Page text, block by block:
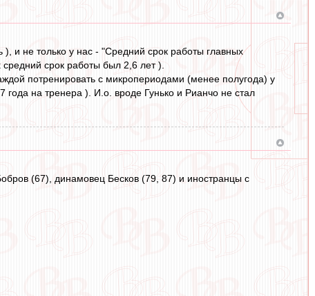
и не только у нас - "Средний срок работы главных
срок работы был 2,6 лет ).
потренировать с микропериодами (менее полугода) у
на тренера ). И.о. вроде Гунько и Рианчо не стал
(67), динамовец Бесков (79, 87) и иностранцы с